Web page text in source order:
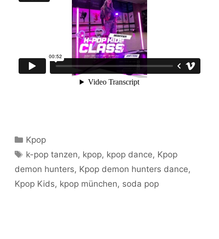
Kategorien
Kpop
Schlagwörter
k-pop tanzen, kpop, kpop dance, Kpop
demon hunters, Kpop demon hunters dance,
Kpop Kids, kpop münchen, soda pop